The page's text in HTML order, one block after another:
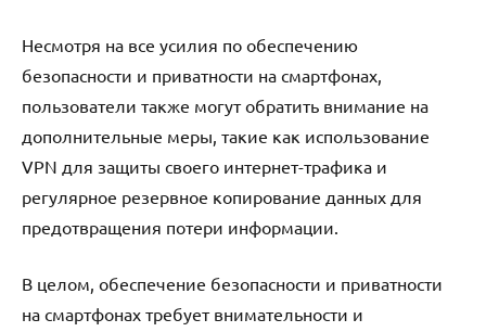
Несмотря на все усилия по обеспечению
безопасности и приватности на смартфонах,
пользователи также могут обратить внимание на
дополнительные меры, такие как использование
VPN для защиты своего интернет-трафика и
регулярное резервное копирование данных для
предотвращения потери информации.
В целом, обеспечение безопасности и приватности
на смартфонах требует внимательности и